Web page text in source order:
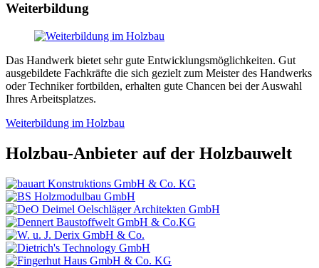
Weiterbildung
Das Handwerk bietet sehr gute Entwicklungsmöglichkeiten. Gut
ausgebildete Fachkräfte die sich gezielt zum Meister des Handwerks
oder Techniker fortbilden, erhalten gute Chancen bei der Auswahl
Ihres Arbeitsplatzes.
Weiterbildung im Holzbau
Holzbau-Anbieter auf der Holzbauwelt